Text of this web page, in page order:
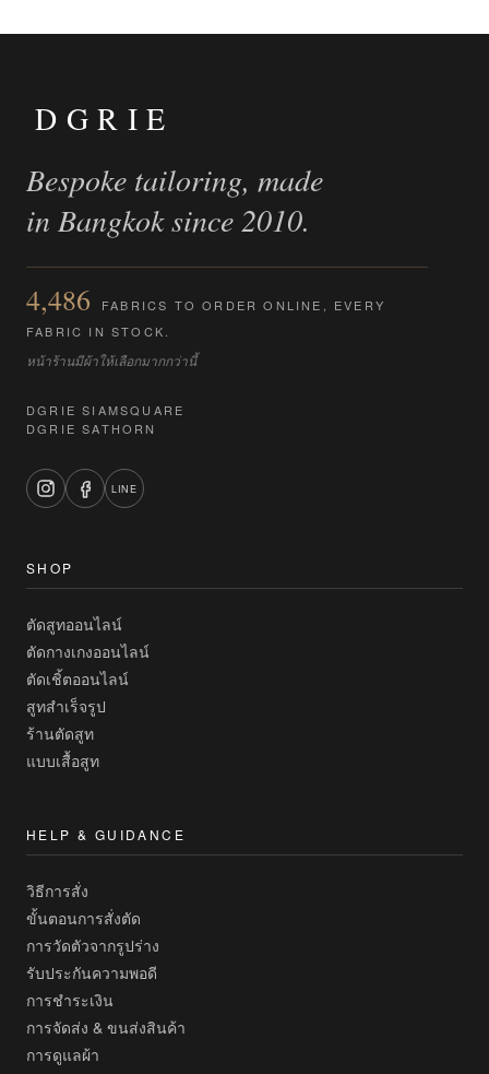
เปรียบ
DGRIE
Bespoke tailoring, made
in Bangkok since 2010.
4,486
FABRICS TO ORDER ONLINE, EVERY
FABRIC IN STOCK.
หน้าร้านมีผ้าให้เลือกมากกว่านี้
DGRIE SIAMSQUARE
DGRIE SATHORN
LINE
SHOP
ตัดสูทออนไลน์
ตัดกางเกงออนไลน์
ตัดเชิ้ตออนไลน์
สูทสำเร็จรูป
ร้านตัดสูท
แบบเสื้อสูท
HELP & GUIDANCE
วิธีการสั่ง
ขั้นตอนการสั่งตัด
การวัดตัวจากรูปร่าง
รับประกันความพอดี
การชำระเงิน
การจัดส่ง & ขนส่งสินค้า
การดูแลผ้า